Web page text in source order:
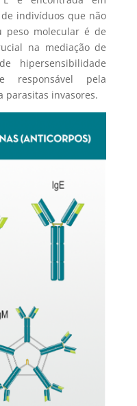
indivíduos que não
peso molecular é de
na mediação de
hipersensibilidade
responsável pela
invasores.